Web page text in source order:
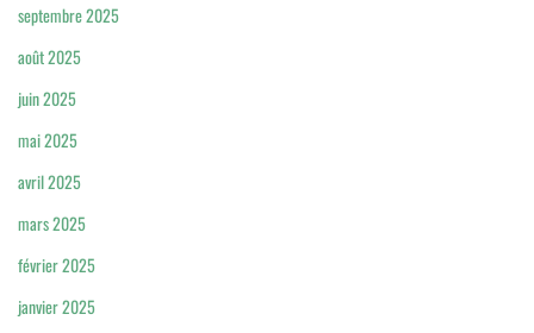
septembre 2025
août 2025
juin 2025
mai 2025
avril 2025
mars 2025
février 2025
janvier 2025